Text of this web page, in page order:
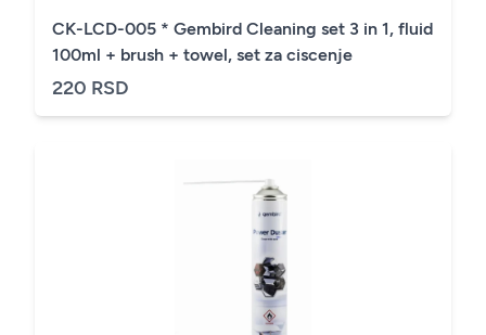
CK-LCD-005 * Gembird Cleaning set 3 in 1, fluid
100ml + brush + towel, set za ciscenje
220 RSD